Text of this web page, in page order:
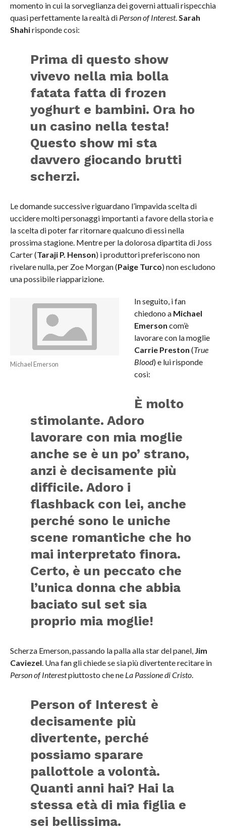
momento in cui la sorveglianza dei governi attuali rispecchia
quasi perfettamente la realtà di Person of Interest.Sarah
Shahirisponde così:
Prima di questo show
vivevo nella mia bolla
fatata fatta di frozen
yoghurt e bambini. Ora ho
un casino nella testa!
Questo show mi sta
davvero giocando brutti
scherzi.
Le domande successive riguardano l’impavida scelta di
uccidere molti personaggi importanti a favore della storia e
la scelta di poter far ritornare qualcuno di essi nella
prossima stagione. Mentre per la dolorosa dipartita di Joss
Carter (Taraji P. Henson) i produttori preferiscono non
rivelare nulla, per Zoe Morgan (Paige Turco) non escludono
una possibile riapparizione.
Michael Emerson
In seguito, i fan
chiedono a Michael
Emerson com’è
lavorare con la moglie
Carrie Preston (True
Blood) e lui risponde
così:
È molto
stimolante. Adoro
lavorare con mia moglie
anche se è un po’ strano,
anzi è decisamente più
difficile. Adoro i
flashback con lei, anche
perché sono le uniche
scene romantiche che ho
mai interpretato finora.
Certo, è un peccato che
l’unica donna che abbia
baciato sul set sia
proprio mia moglie!
Scherza Emerson, passando la palla alla star del panel, Jim
Caviezel. Una fan gli chiede se sia più divertente recitare in
Person of Interestpiuttosto che ne La Passione di Cristo.
Person of Interest è
decisamente più
divertente, perché
possiamo sparare
pallottole a volontà.
Quanti anni hai? Hai la
stessa età di mia figlia e
sei bellissima.